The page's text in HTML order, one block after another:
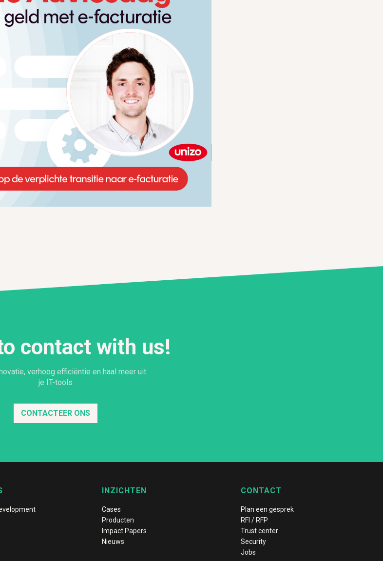
contact with us!
verhoog efficiëntie en haal meer uit
je IT-tools
CONTACTEER ONS
INZICHTEN
Cases
Producten
Impact Papers
Nieuws
CONTACT
Plan een gesprek
RFI / RFP
Trust center
Security
Jobs